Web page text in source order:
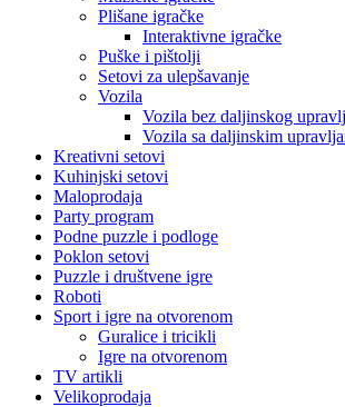
Plišane igračke
Interaktivne igračke
Puške i pištolji
Setovi za ulepšavanje
Vozila
Vozila bez daljinskog
Vozila sa daljinskim
Kreativni setovi
Kuhinjski setovi
Maloprodaja
Party program
Podne puzzle i podloge
Poklon setovi
Puzzle i društvene igre
Roboti
Sport i igre na otvorenom
Guralice i tricikli
Igre na otvorenom
TV artikli
Velikoprodaja